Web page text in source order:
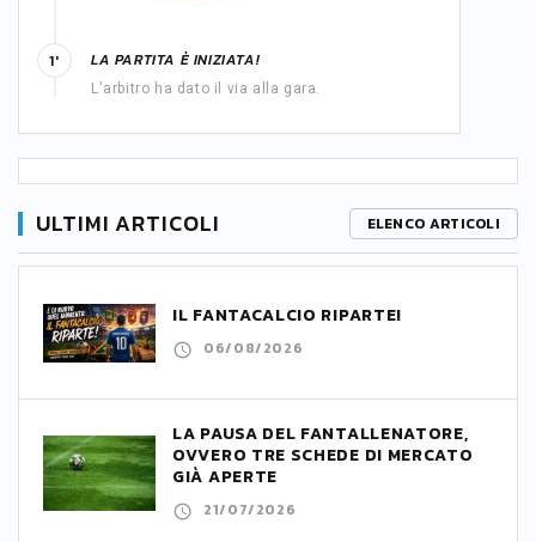
LA PARTITA È INIZIATA!
L'arbitro ha dato il via alla gara.
1'
ULTIMI ARTICOLI ELENCO ARTICOLI
IL FANTACALCIO RIPARTE!
06/08/2026
LA PAUSA DEL FANTALLENATORE,
OVVERO TRE SCHEDE DI MERCATO
GIÀ APERTE
21/07/2026